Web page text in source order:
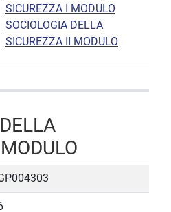
SICUREZZA I MODULO
SOCIOLOGIA DELLA
SICUREZZA II MODULO